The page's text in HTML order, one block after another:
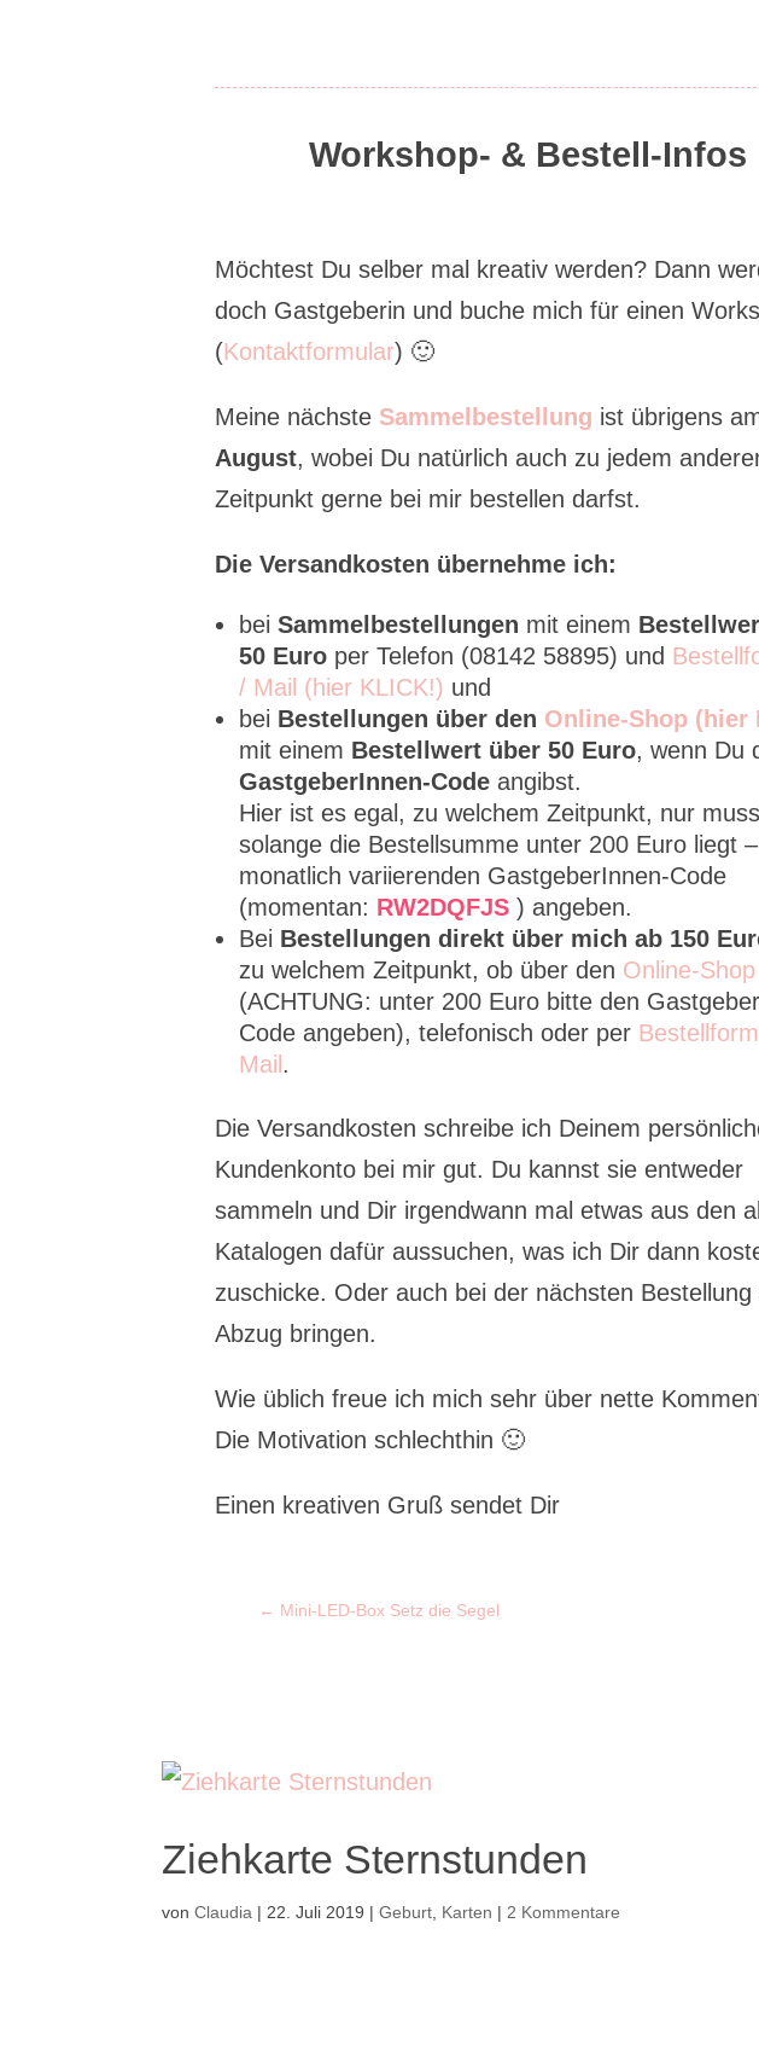
Workshop- & Bestell-Infos
Möchtest Du selber mal kreativ werden? Dann
doch Gastgeberin und buche mich für einen
(Kontaktformular) 🙂
Meine nächste Sammelbestellung ist übrigens
August, wobei Du natürlich auch zu jedem
Zeitpunkt gerne bei mir bestellen darfst.
Die Versandkosten übernehme ich:
bei Sammelbestellungen mit einem
50 Euro per Telefon (08142 58895) und
/ Mail (hier KLICK!) und
bei Bestellungen über den Online-Shop (hier
mit einem Bestellwert über 50 Euro, wenn Du
GastgeberInnen-Codeangibst.
Hier ist es egal, zu welchem Zeitpunkt, nur
solange die Bestellsumme unter 200 Euro liegt
monatlich variierenden GastgeberInnen-Code
(momentan: RW2DQFJS) angeben.
Bei Bestellungen direkt über mich ab 150
zu welchem Zeitpunkt, ob über den Online-Shop
(ACHTUNG: unter 200 Euro bitte den
Code angeben), telefonisch oder per
Mail .
Die Versandkosten schreibe ich Deinem
Kundenkonto bei mir gut. Du kannst sie entweder
sammeln und Dir irgendwann mal etwas aus den
Katalogen dafür aussuchen, was ich Dir dann
zuschicke. Oder auch bei der nächsten Bestellung
Abzug bringen.
Wie üblich freue ich mich sehr über nette
Die Motivation schlechthin 🙂
Einen kreativen Gruß sendet Dir
← Mini-LED-Box Setz die Segel
Ziehkarte Sternstunden
vonClaudia | 22. Juli 2019 |Geburt Karten | 2 Kommentare